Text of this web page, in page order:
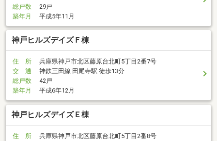
総戸数
29戸
築年月
平成5年11月
神戸ヒルズデイズＦ棟
住 所
兵庫県神戸市北区藤原台北町5丁目2番7号
交 通
神鉄三田線 田尾寺駅 徒歩13分
総戸数
42戸
築年月
平成6年12月
神戸ヒルズデイズＥ棟
住 所
兵庫県神戸市北区藤原台北町5丁目2番8号